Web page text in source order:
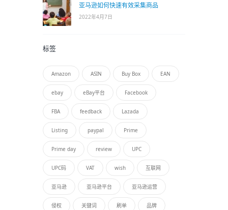
亚马逊如何快速有效采集商品
2022年4月7日
标签
Amazon ASIN Buy Box EAN
ebay eBay平台 Facebook
FBA feedback Lazada
Listing paypal Prime
Prime day review UPC
UPC码 VAT wish 互联网
亚马逊 亚马逊平台 亚马逊运营
侵权 关键词 刷单 品牌